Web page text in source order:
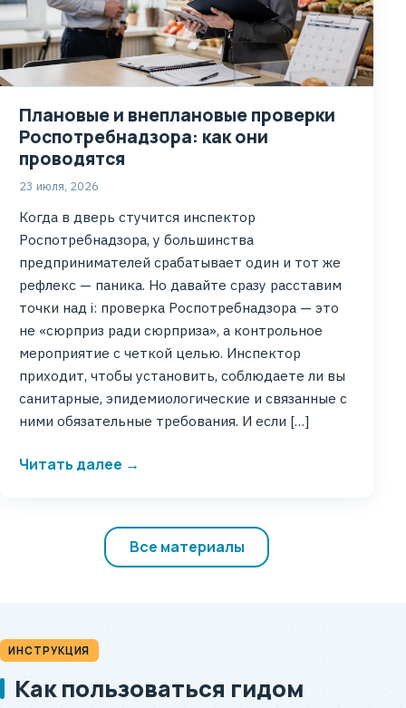
Плановые и внеплановые проверки
Роспотребнадзора: как они
проводятся
23 июля, 2026
Когда в дверь стучится инспектор
Роспотребнадзора, у большинства
предпринимателей срабатывает один и тот же
рефлекс — паника. Но давайте сразу расставим
точки над i: проверка Роспотребнадзора — это
не «сюрприз ради сюрприза», а контрольное
мероприятие с четкой целью. Инспектор
приходит, чтобы установить, соблюдаете ли вы
санитарные, эпидемиологические и связанные с
ними обязательные требования. И если […]
Читать далее →
Все материалы
ИНСТРУКЦИЯ
Как пользоваться гидом